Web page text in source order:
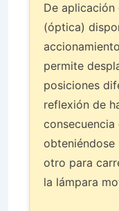
De
(óptica)
permite
posiciones
reflexión de
otro para
la lámpara